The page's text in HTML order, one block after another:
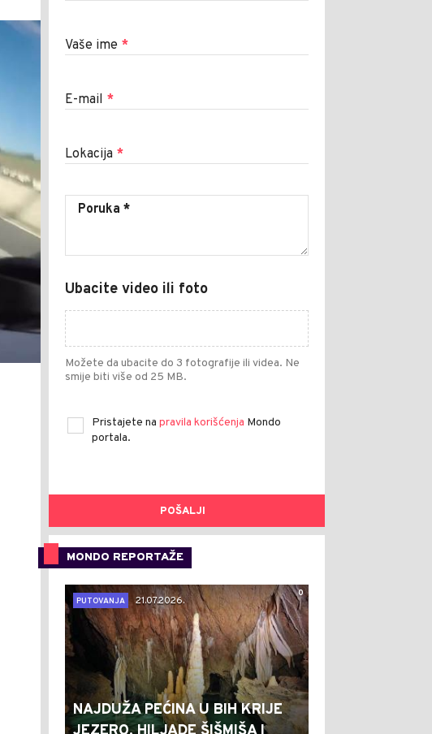
Vaše ime *
E-mail *
Lokacija *
Ubacite video ili foto
Možete da ubacite do 3 fotografije ili videa. Ne
smije biti više od 25 MB.
Pristajete na pravila korišćenja Mondo
portala.
POŠALJI
MONDO REPORTAŽE
0
PUTOVANJA
21.07.2026.
NAJDUŽA PEĆINA U BIH KRIJE